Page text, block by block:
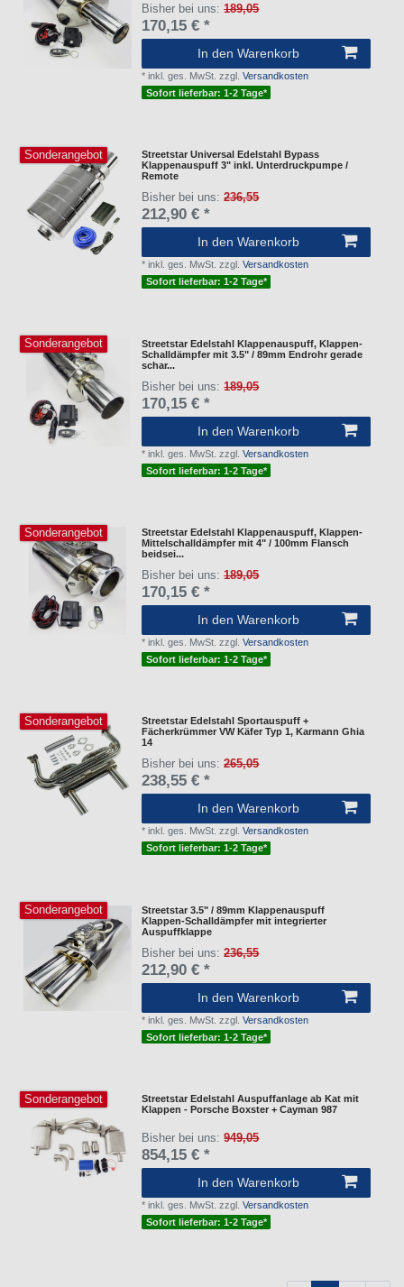
Bisher bei uns:189,05
170,15 € *
In den Warenkorb
*inkl. ges. MwSt. zzgl.Versandkosten
Sofort lieferbar: 1-2 Tage*
Sonderangebot
Streetstar Universal Edelstahl Bypass
Klappenauspuff 3" inkl. Unterdruckpumpe /
Remote
Bisher bei uns:236,55
212,90 € *
In den Warenkorb
*inkl. ges. MwSt. zzgl.Versandkosten
Sofort lieferbar: 1-2 Tage*
Sonderangebot
Streetstar Edelstahl Klappenauspuff, Klappen-
Schalldämpfer mit 3.5" / 89mm Endrohr gerade
schar...
Bisher bei uns:189,05
170,15 € *
In den Warenkorb
*inkl. ges. MwSt. zzgl.Versandkosten
Sofort lieferbar: 1-2 Tage*
Sonderangebot
Streetstar Edelstahl Klappenauspuff, Klappen-
Mittelschalldämpfer mit 4" / 100mm Flansch
beidsei...
Bisher bei uns:189,05
170,15 € *
In den Warenkorb
*inkl. ges. MwSt. zzgl.Versandkosten
Sofort lieferbar: 1-2 Tage*
Sonderangebot
Streetstar Edelstahl Sportauspuff +
Fächerkrümmer VW Käfer Typ 1, Karmann Ghia
14
Bisher bei uns:265,05
238,55 € *
In den Warenkorb
*inkl. ges. MwSt. zzgl.Versandkosten
Sofort lieferbar: 1-2 Tage*
Sonderangebot
Streetstar 3.5" / 89mm Klappenauspuff
Klappen-Schalldämpfer mit integrierter
Auspuffklappe
Bisher bei uns:236,55
212,90 € *
In den Warenkorb
*inkl. ges. MwSt. zzgl.Versandkosten
Sofort lieferbar: 1-2 Tage*
Sonderangebot
Streetstar Edelstahl Auspuffanlage ab Kat mit
Klappen - Porsche Boxster + Cayman 987
Bisher bei uns:949,05
854,15 € *
In den Warenkorb
*inkl. ges. MwSt. zzgl.Versandkosten
Sofort lieferbar: 1-2 Tage*